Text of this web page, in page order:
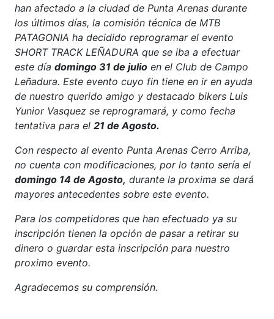
han afectado a la ciudad de Punta Arenas durante
los últimos días, la comisión técnica de MTB
PATAGONIA ha decidido reprogramar el evento
SHORT TRACK LEÑADURA que se iba a efectuar
este día domingo 31 de julio en el Club de Campo
Leñadura. Este evento cuyo fin tiene en ir en ayuda
de nuestro querido amigo y destacado bikers Luis
Yunior Vasquez se reprogramará, y como fecha
tentativa para el 21 de Agosto.
Con respecto al evento Punta Arenas Cerro Arriba,
no cuenta con modificaciones, por lo tanto sería el
domingo 14 de Agosto, durante la proxima se dará
mayores antecedentes sobre este evento.
Para los competidores que han efectuado ya su
inscripción tienen la opción de pasar a retirar su
dinero o guardar esta inscripción para nuestro
proximo evento.
Agradecemos su comprensión.